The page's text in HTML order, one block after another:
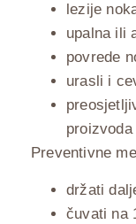
lezije
upalna ili
povrede
urasli i
proizvoda
Preventivne
držati
čuvati na